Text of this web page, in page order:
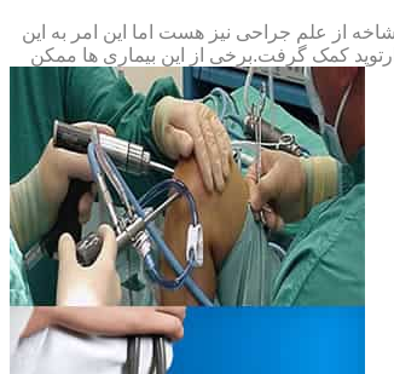
از علم جراحی نیز هست اما این امر به این
کمک گرفت.برخی از این بیماری ها ممکن